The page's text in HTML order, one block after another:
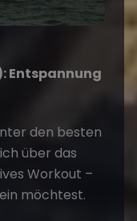
Entspannung
den besten
über das
Workout –
möchtest.